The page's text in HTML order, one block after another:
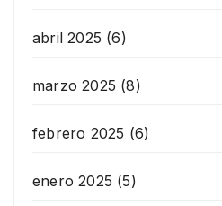
abril 2025 (6)
marzo 2025 (8)
febrero 2025 (6)
enero 2025 (5)